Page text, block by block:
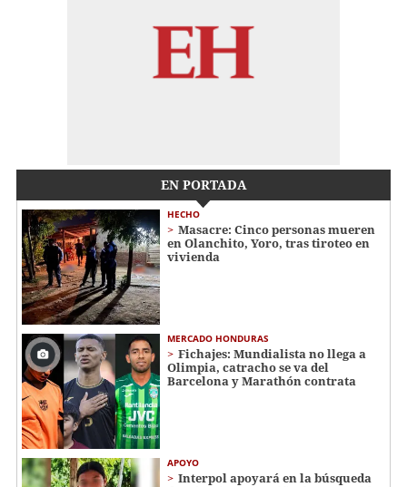
EN PORTADA
HECHO
Masacre: Cinco personas mueren
en Olanchito, Yoro, tras tiroteo en
vivienda
MERCADO HONDURAS
Fichajes: Mundialista no llega a
Olimpia, catracho se va del
Barcelona y Marathón contrata
APOYO
Interpol apoyará en la búsqueda